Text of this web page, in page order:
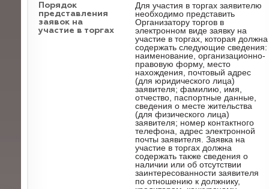
Порядок
представления
заявок на
участие в торгах
Для участия в торгах заявителю
необходимо представить
Организатору торгов в
электронном виде заявку на
участие в торгах, которая должна
содержать следующие сведения:
наименование, организационно-
правовую форму, место
нахождения, почтовый адрес
(для юридического лица)
заявителя; фамилию, имя,
отчество, паспортные данные,
сведения о месте жительства
(для физического лица)
заявителя; номер контактного
телефона, адрес электронной
почты заявителя. Заявка на
участие в торгах должна
содержать также сведения о
наличии или об отсутствии
заинтересованности заявителя
по отношению к должнику,